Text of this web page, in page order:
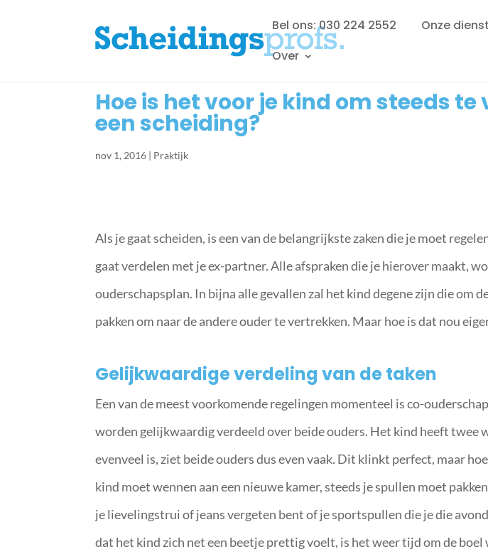
Bel ons: 030 224 2552 Onze
Over
Hoe is het voor je kind om steeds te
een scheiding?
nov 1, 2016 | Praktijk
Als je gaat scheiden, is een van de belangrijkste zaken die je moet
gaat verdelen met je ex-partner. Alle afspraken die je hierover maakt,
ouderschapsplan. In bijna alle gevallen zal het kind degene zijn die om
pakken om naar de andere ouder te vertrekken. Maar hoe is dat nou
Gelijkwaardige verdeling van de taken
Een van de meest voorkomende regelingen momenteel is co-
worden gelijkwaardig verdeeld over beide ouders. Het kind heeft twee
evenveel is, ziet beide ouders dus even vaak. Dit klinkt perfect, maar
kind moet wennen aan een nieuwe kamer, steeds je spullen moet
je lievelingstrui of jeans vergeten bent of je sportspullen die je die
dat het kind zich net een beetje prettig voelt, is het weer tijd om de boel